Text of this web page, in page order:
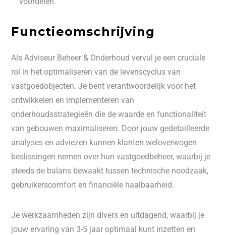
Functieomschrijving
Als Adviseur Beheer & Onderhoud vervul je een cruciale
rol in het optimaliseren van de levenscyclus van
vastgoedobjecten. Je bent verantwoordelijk voor het
ontwikkelen en implementeren van
onderhoudsstrategieën die de waarde en functionaliteit
van gebouwen maximaliseren. Door jouw gedetailleerde
analyses en adviezen kunnen klanten weloverwogen
beslissingen nemen over hun vastgoedbeheer, waarbij je
steeds de balans bewaakt tussen technische noodzaak,
gebruikerscomfort en financiële haalbaarheid.
Je werkzaamheden zijn divers en uitdagend, waarbij je
jouw ervaring van 3-5 jaar optimaal kunt inzetten en